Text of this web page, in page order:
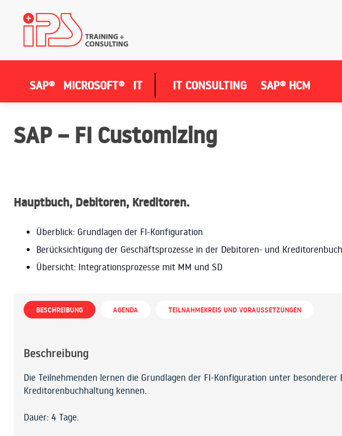
SAP® MICROSOFT® IT IT CONSULTING SAP® HCM
SAP – FI Customizing
Hauptbuch, Debitoren, Kreditoren.
Überblick: Grundlagen der FI-Konfiguration
Berücksichtigung der Geschäftsprozesse in der Debitoren- und
Übersicht: Integrationsprozesse mit MM und SD
BESCHREIBUNG AGENDA TEILNAHMEKREIS UND VORAUSSETZUNGEN
Beschreibung
Die Teilnehmenden lernen die Grundlagen der FI-Konfiguration unter
Kreditorenbuchhaltung kennen.
Dauer: 4 Tage.